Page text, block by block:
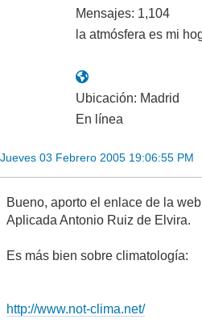
Mensajes: 1,104
la atmósfera es mi
Ubicación: Madrid
En línea
Jueves 03 Febrero 2005 19:06:55 PM
Bueno, aporto el enlace de la
Aplicada Antonio Ruiz de Elvira.
Es más bien sobre climatología:
http://www.not-clima.net/